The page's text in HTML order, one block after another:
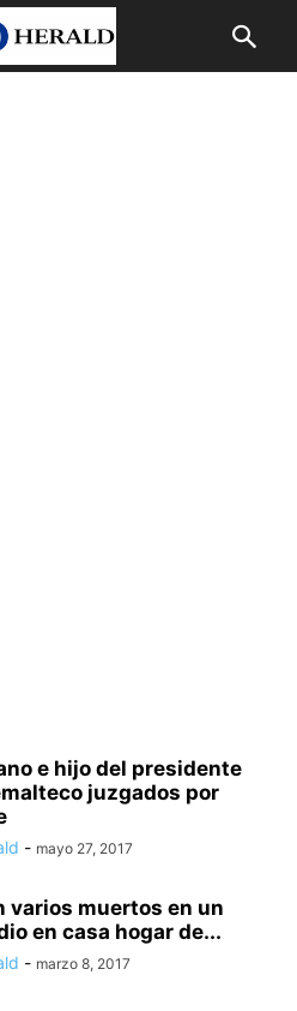
e hijo del presidente
juzgados por
- mayo 27, 2017
varios muertos en un
en casa hogar de...
- marzo 8, 2017